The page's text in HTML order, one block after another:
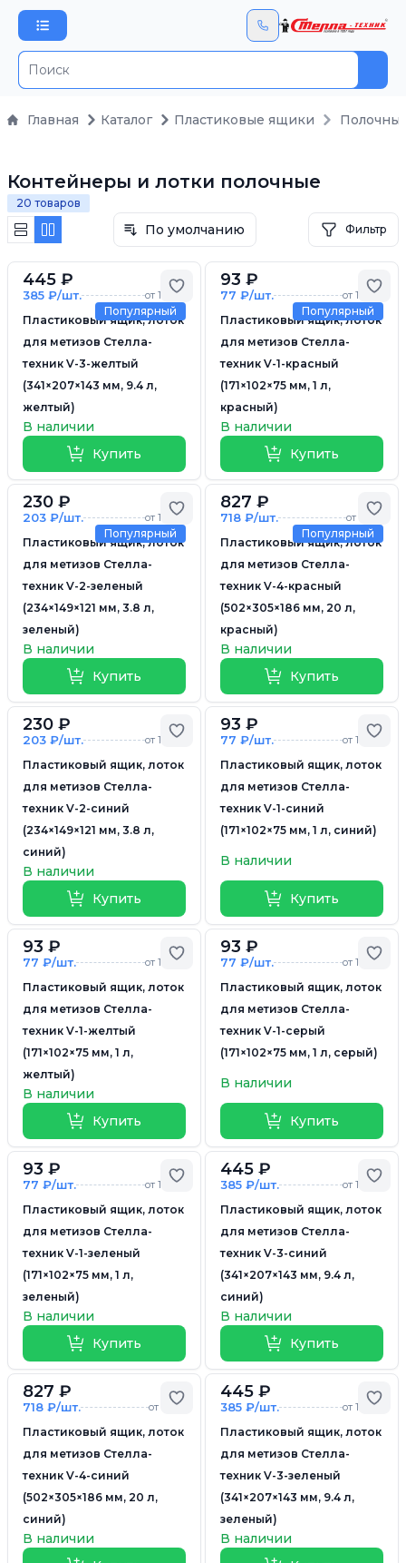
Главная Каталог Пластиковые ящики
Контейнеры и лотки полочные
20 товаров
По умолчанию Фильтр
Добавить в избранное
Популярный
445 ₽
385 ₽/шт. от 10 шт.
Пластиковый ящик, лоток
для метизов Стелла-
техник V-3-желтый
(341×207×143 мм, 9.4 л,
желтый)
В наличии
Купить
Популярный
93 ₽
77 ₽/шт. от 10 шт.
Пластиковый ящик, лоток
для метизов Стелла-
техник V-1-красный
(171×102×75 мм, 1 л,
красный)
В наличии
Купить
Добавить в избранное
Популярный
230 ₽
203 ₽/шт. от 10 шт.
Пластиковый ящик, лоток
для метизов Стелла-
техник V-2-зеленый
(234×149×121 мм, 3.8 л,
зеленый)
В наличии
Купить
Популярный
827 ₽
718 ₽/шт. от 5 шт.
Пластиковый ящик, лоток
для метизов Стелла-
техник V-4-красный
(502×305×186 мм, 20 л,
красный)
В наличии
Купить
Добавить в избранное
230 ₽
203 ₽/шт. от 10 шт.
Пластиковый ящик, лоток
для метизов Стелла-
техник V-2-синий
(234×149×121 мм, 3.8 л,
синий)
В наличии
Купить
93 ₽
77 ₽/шт. от 10 шт.
Пластиковый ящик, лоток
для метизов Стелла-
техник V-1-синий
(171×102×75 мм, 1 л, синий)
В наличии
Купить
Добавить в избранное
93 ₽
77 ₽/шт. от 10 шт.
Пластиковый ящик, лоток
для метизов Стелла-
техник V-1-желтый
(171×102×75 мм, 1 л,
желтый)
В наличии
Купить
93 ₽
77 ₽/шт. от 10 шт.
Пластиковый ящик, лоток
для метизов Стелла-
техник V-1-серый
(171×102×75 мм, 1 л, серый)
В наличии
Купить
Добавить в избранное
93 ₽
77 ₽/шт. от 10 шт.
Пластиковый ящик, лоток
для метизов Стелла-
техник V-1-зеленый
(171×102×75 мм, 1 л,
зеленый)
В наличии
Купить
445 ₽
385 ₽/шт. от 10 шт.
Пластиковый ящик, лоток
для метизов Стелла-
техник V-3-синий
(341×207×143 мм, 9.4 л,
синий)
В наличии
Купить
Добавить в избранное
827 ₽
718 ₽/шт. от 5 шт.
Пластиковый ящик, лоток
для метизов Стелла-
техник V-4-синий
(502×305×186 мм, 20 л,
синий)
В наличии
445 ₽
385 ₽/шт. от 10 шт.
Пластиковый ящик, лоток
для метизов Стелла-
техник V-3-зеленый
(341×207×143 мм, 9.4 л,
зеленый)
В наличии